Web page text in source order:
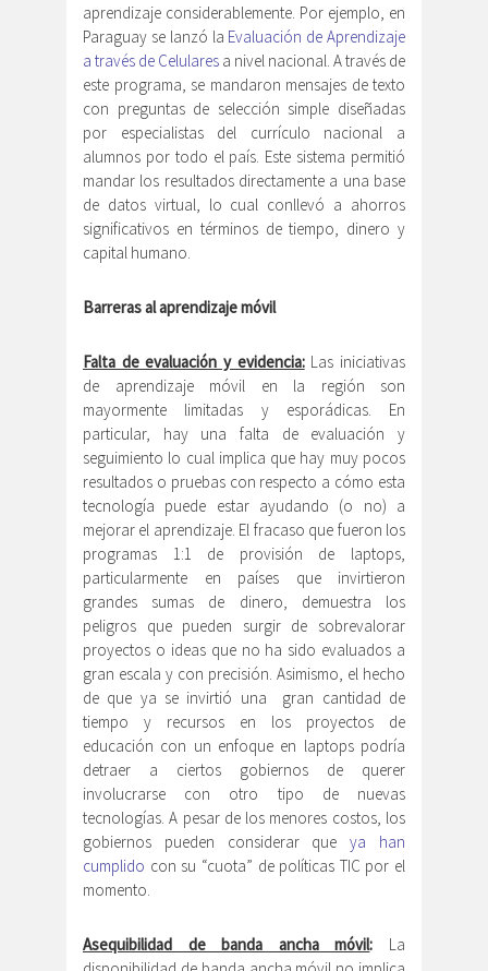
aprendizaje considerablemente. Por ejemplo, en
Paraguay se lanzó la Evaluación de Aprendizaje
a través de Celulares a nivel nacional. A través de
este programa, se mandaron mensajes de texto
con preguntas de selección simple diseñadas
por especialistas del currículo nacional a
alumnos por todo el país. Este sistema permitió
mandar los resultados directamente a una base
de datos virtual, lo cual conllevó a ahorros
significativos en términos de tiempo, dinero y
capital humano.
Barreras al aprendizaje móvil
Falta de evaluación y evidencia: Las iniciativas
de aprendizaje móvil en la región son
mayormente limitadas y esporádicas. En
particular, hay una falta de evaluación y
seguimiento lo cual implica que hay muy pocos
resultados o pruebas con respecto a cómo esta
tecnología puede estar ayudando (o no) a
mejorar el aprendizaje. El fracaso que fueron los
programas 1:1 de provisión de laptops,
particularmente en países que invirtieron
grandes sumas de dinero, demuestra los
peligros que pueden surgir de sobrevalorar
proyectos o ideas que no ha sido evaluados a
gran escala y con precisión. Asimismo, el hecho
de que ya se invirtió una gran cantidad de
tiempo y recursos en los proyectos de
educación con un enfoque en laptops podría
detraer a ciertos gobiernos de querer
involucrarse con otro tipo de nuevas
tecnologías. A pesar de los menores costos, los
gobiernos pueden considerar queya han
cumplido con su “cuota” de políticas TIC por el
momento.
Asequibilidad de banda ancha móvil: La